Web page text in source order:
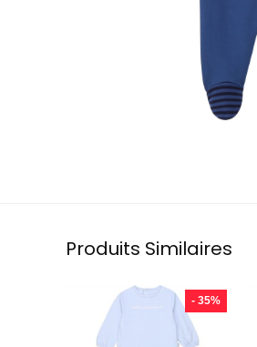
Produits Similaires
- 35%